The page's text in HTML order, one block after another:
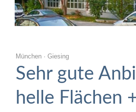
München · Giesing
Sehr gute
helle Flächen